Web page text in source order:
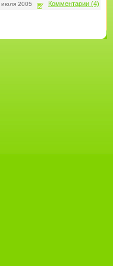
июля 2005 Комментарии (4)